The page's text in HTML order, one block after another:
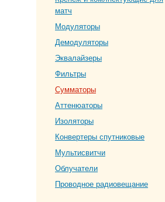
матч
Модуляторы
Демодуляторы
Эквалайзеры
Фильтры
Сумматоры
Аттенюаторы
Изоляторы
Конвертеры спутниковые
Мультисвитчи
Облучатели
Проводное радиовещание